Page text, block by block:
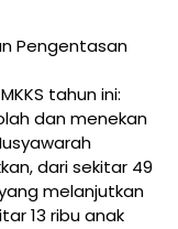
Pengentasan
tahun ini:
dan menekan
dari sekitar 49
yang melanjutkan
13 ribu anak